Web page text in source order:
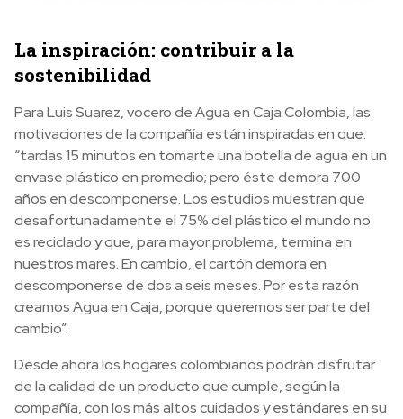
La inspiración: contribuir a la
sostenibilidad
Para Luis Suarez, vocero de Agua en Caja Colombia, las
motivaciones de la compañía están inspiradas en que:
“tardas 15 minutos en tomarte una botella de agua en un
envase plástico en promedio; pero éste demora 700
años en descomponerse. Los estudios muestran que
desafortunadamente el 75% del plástico el mundo no
es reciclado y que, para mayor problema, termina en
nuestros mares. En cambio, el cartón demora en
descomponerse de dos a seis meses. Por esta razón
creamos Agua en Caja, porque queremos ser parte del
cambio”.
Desde ahora los hogares colombianos podrán disfrutar
de la calidad de un producto que cumple, según la
compañía, con los más altos cuidados y estándares en su